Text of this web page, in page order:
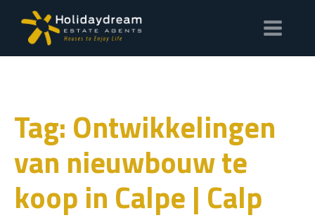
Tag: Ontwikkelingen
van nieuwbouw te
koop in Calpe | Calp